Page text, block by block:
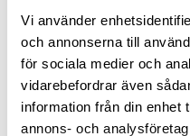
Vi använder
och annonserna till
för sociala medier och
vidarebefordrar även
information från din enhet
annons- och
Fukta ytan med
Målningstvätt på en
lågtrycksspruta,
Låt verka upp till 10
därefter ytan med